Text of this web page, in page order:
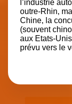
l’industrie
outre-Rhin,
Chine, la
(souvent
aux Etats-
prévu vers le